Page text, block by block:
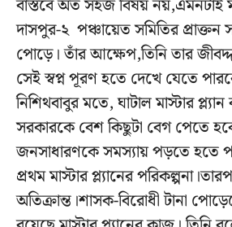
বাস্তবে অত সহজ বিষয় নয়,এমনটাই
দাসপুর-২ পঞ্চায়েত সমিতির প্রাক্তন
পোড়ে। তাঁর আক্ষেপ,তিনি তার
সেই স্বপ্ন পূরণ হতে দেখে যেতে
নিশিথবাবুর মতে, ঘাটাল মাস্টার
সরকারকে বেশ কিছুটা বেগ পেতে
জনসাধারণকে সমস্যায় পড়তে হতে
প্রথম মাস্টার প্ল্যানের
অতিক্রান্ত।শাসক-বিরোধী টানা